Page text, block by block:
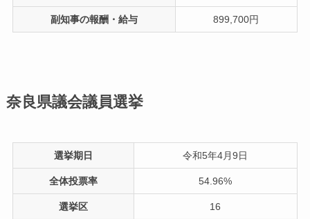
副知事の報酬・給与 899,700円
奈良県議会議員選挙
選挙期日 令和5年4月9日
全体投票率 54.96%
選挙区 16